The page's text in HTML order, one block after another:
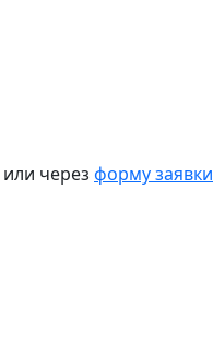
или через форму заявки